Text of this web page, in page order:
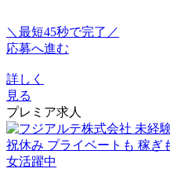
＼最短45秒で完了／
応募へ進む
詳しく
見る
プレミア求人